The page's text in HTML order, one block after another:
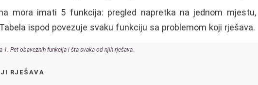
mora imati 5 funkcija: pregled napretka na jednom
ispod povezuje svaku funkciju sa problemom koji rješava.
1. Pet obaveznih funkcija i šta svaka od njih rješava.
RJEŠAVA